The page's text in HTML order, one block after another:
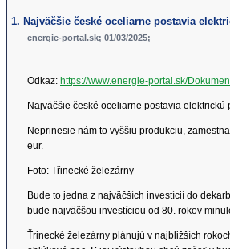
1. Najväčšie české oceliarne postavia
energie-portal.sk; 01/03/2025;
Odkaz: https://www.energie-portal.sk/
Najväčšie české oceliarne postavia
Neprinesie nám to vyššiu produkciu,
eur.
Foto: Třinecké železárny
Bude to jedna z najväčších investícií do
bude najväčšou investíciou od 80. rokov
Ťrinecké železárny plánujú v najbližších